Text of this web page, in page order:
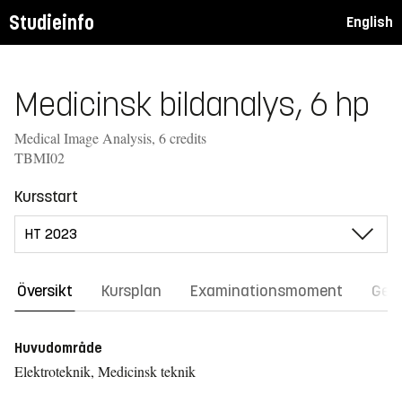
Studieinfo English
Medicinsk bildanalys, 6 hp
Medical Image Analysis, 6 credits
TBMI02
Kursstart
Översikt Kursplan Examinationsmoment
Huvudområde
Elektroteknik, Medicinsk teknik